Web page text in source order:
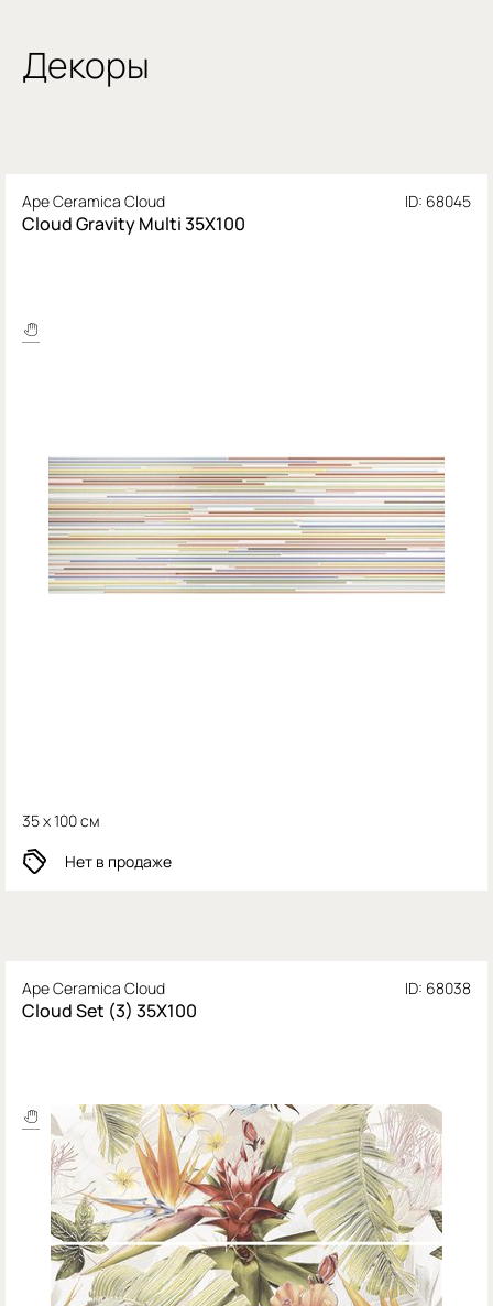
Декоры
Ape Ceramica Cloud ID: 68045
Cloud Gravity Multi 35X100
35 x 100 см
Нет в продаже
Ape Ceramica Cloud ID: 68038
Cloud Set (3) 35X100